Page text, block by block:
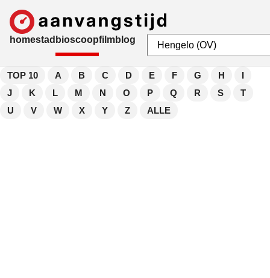
homestad bioscoopfilmblog
TOP 10 A B C D E F G H
I
J
K L M N O P Q R S
T
U
V W X Y Z ALLE